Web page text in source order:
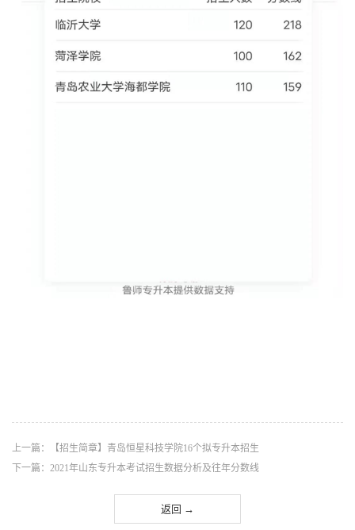
上一篇：【招生简章】青岛恒星科技学院16个拟专升本招生
下一篇：2021年山东专升本考试招生数据分析及往年分数线
返回 →